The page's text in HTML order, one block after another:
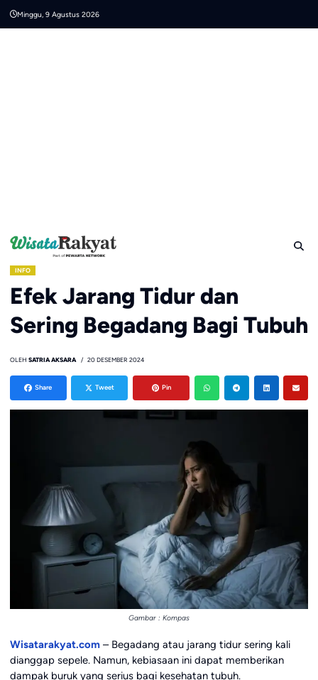
Minggu, 9 Agustus 2026
INFO
Efek Jarang Tidur dan
Sering Begadang Bagi Tubuh
OLEH SATRIA AKSARA 20 DESEMBER 2024
Share Tweet Pin
Gambar : Kompas
Wisatarakyat.com– Begadang atau jarang tidur sering kali
dianggap sepele. Namun, kebiasaan ini dapat memberikan
dampak buruk yang serius bagi kesehatan tubuh.